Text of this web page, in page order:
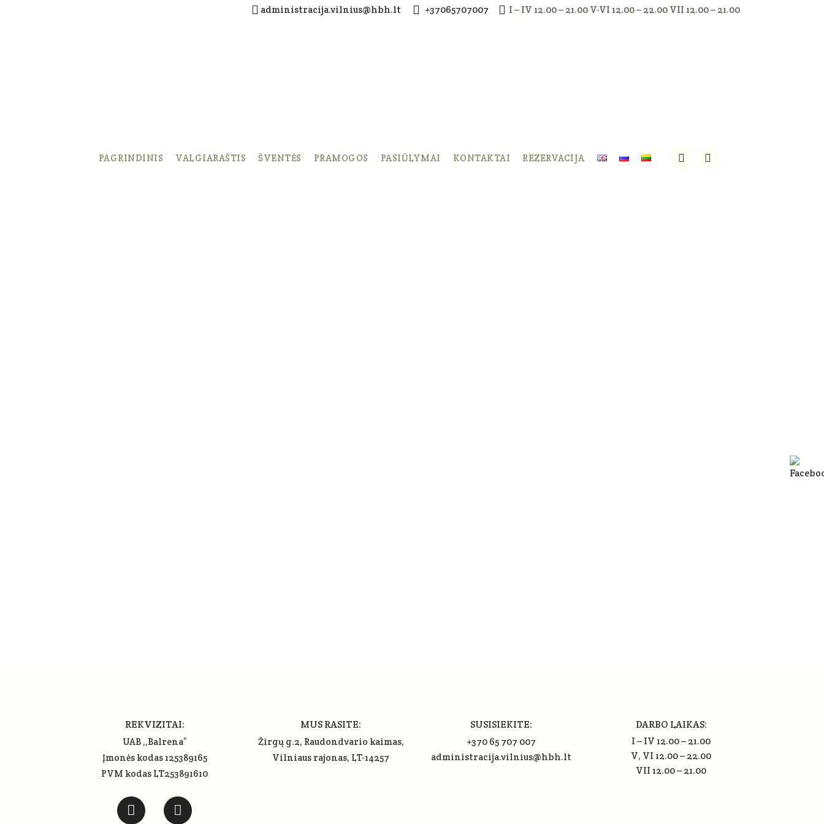
administracija.vilnius@hbh.lt +37065707007 I – IV 12.00 – 21.00 V-VI 12.00 – 22.00 VII 12.00 – 21.00
PAGRINDINIS VALGIARAŠTIS ŠVENTĖS PRAMOGOS PASIŪLYMAI KONTAKTAI REZERVACIJA
REKVIZITAI:
UAB ,,Balrena”
Įmonės kodas 125389165
PVM kodas LT253891610
MUS RASITE:
Žirgų g.2, Raudondvario kaimas,
Vilniaus rajonas, LT-14257
SUSISIEKITE:
+370 65 707 007
administracija.vilnius@hbh.lt
DARBO LAIKAS:
I – IV 12.00 – 21.00
V, VI 12.00 – 22.00
VII 12.00 – 21.00